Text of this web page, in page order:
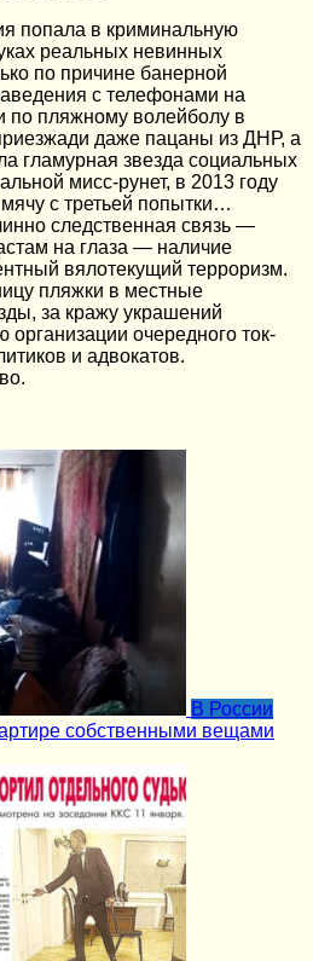
попала в криминальную
реальных невинных
по причине банерной
с телефонами на
по пляжному волейболу в
даже пацаны из ДНР, а
гламурная звезда социальных
мисс-рунет, в 2013 году
с третьей попытки…
следственная связь —
на глаза — наличие
вялотекущий терроризм.
пляжки в местные
за кражу украшений
организации очередного ток-
и адвокатов.
В России
собственными вещами